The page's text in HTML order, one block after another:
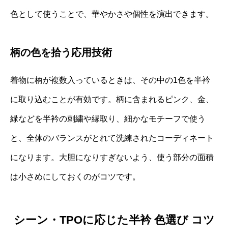
色として使うことで、華やかさや個性を演出できます。
柄の色を拾う応用技術
着物に柄が複数入っているときは、その中の1色を半衿
に取り込むことが有効です。柄に含まれるピンク、金、
緑などを半衿の刺繍や縁取り、細かなモチーフで使う
と、全体のバランスがとれて洗練されたコーディネート
になります。大胆になりすぎないよう、使う部分の面積
は小さめにしておくのがコツです。
シーン・TPOに応じた半衿 色選び コツ